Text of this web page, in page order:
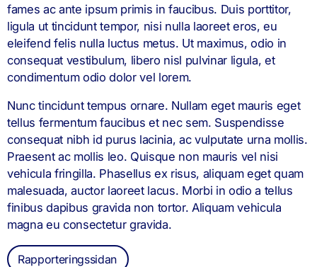
fames ac ante ipsum primis in faucibus. Duis porttitor,
ligula ut tincidunt tempor, nisi nulla laoreet eros, eu
eleifend felis nulla luctus metus. Ut maximus, odio in
consequat vestibulum, libero nisl pulvinar ligula, et
condimentum odio dolor vel lorem.
Nunc tincidunt tempus ornare. Nullam eget mauris eget
tellus fermentum faucibus et nec sem. Suspendisse
consequat nibh id purus lacinia, ac vulputate urna mollis.
Praesent ac mollis leo. Quisque non mauris vel nisi
vehicula fringilla. Phasellus ex risus, aliquam eget quam
malesuada, auctor laoreet lacus. Morbi in odio a tellus
finibus dapibus gravida non tortor. Aliquam vehicula
magna eu consectetur gravida.
Rapporteringssidan